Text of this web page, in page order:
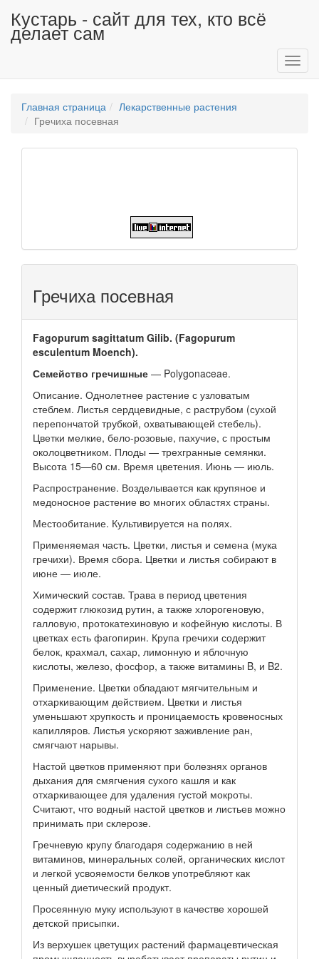
Кустарь - сайт для тех, кто всё
делает сам
Главная страница
Лекарственные растения
Гречиха посевная
Гречиха посевная
Fagopurum sagittatum Gilib. (Fagopurum
esculentum Moench).
Семейство гречишные — Polygonaceae.
Описание. Однолетнее растение с узловатым
стеблем. Листья сердцевидные, с раструбом (сухой
перепончатой трубкой, охватывающей стебель).
Цветки мелкие, бело-розовые, пахучие, с простым
околоцветником. Плоды — трехгранные семянки.
Высота 15—60 см. Время цветения. Июнь — июль.
Распространение. Возделывается как крупяное и
медоносное растение во многих областях страны.
Местообитание. Культивируется на полях.
Применяемая часть. Цветки, листья и семена (мука
гречихи). Время сбора. Цветки и листья собирают в
июне — июле.
Химический состав. Трава в период цветения
содержит глюкозид рутин, а также хлорогеновую,
галловую, протокатехиновую и кофейную кислоты. В
цветках есть фагопирин. Крупа гречихи содержит
белок, крахмал, сахар, лимонную и яблочную
кислоты, железо, фосфор, а также витамины B, и B2.
Применение. Цветки обладают мягчительным и
отхаркивающим действием. Цветки и листья
уменьшают хрупкость и проницаемость кровеносных
капилляров. Листья ускоряют заживление ран,
смягчают нарывы.
Настой цветков применяют при болезнях органов
дыхания для смягчения сухого кашля и как
отхаркивающее для удаления густой мокроты.
Считают, что водный настой цветков и листьев можно
принимать при склерозе.
Гречневую крупу благодаря содержанию в ней
витаминов, минеральных солей, органических кислот
и легкой усвояемости белков употребляют как
ценный диетический продукт.
Просеянную муку используют в качестве хорошей
детской присыпки.
Из верхушек цветущих растений фармацевтическая